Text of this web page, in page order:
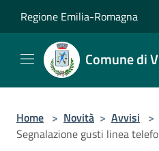
Regione Emilia-Romagna
Comune di
Home > Novità > Avvisi >
Segnalazione gusti linea